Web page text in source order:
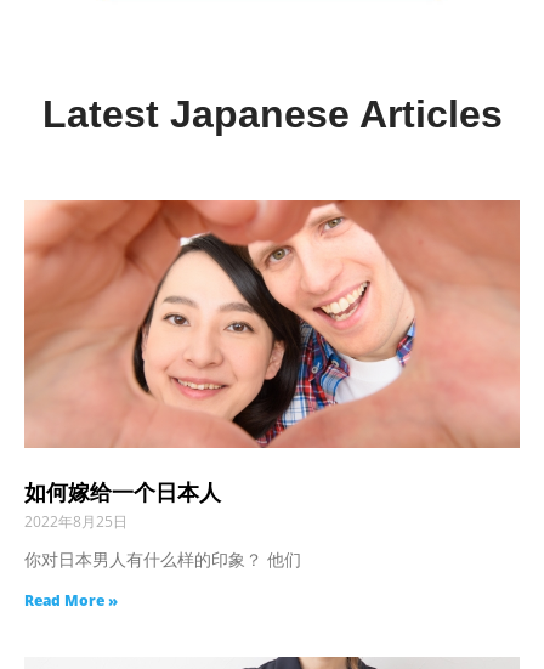
Latest Japanese Articles
如何嫁给一个日本人
2022年8月25日
你对日本男人有什么样的印象？ 他们
Read More »